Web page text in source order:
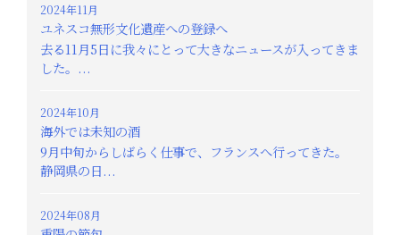
2024年11月
ユネスコ無形文化遺産への登録へ
去る11月5日に我々にとって大きなニュースが入ってきま
した。...
2024年10月
海外では未知の酒
9月中旬からしばらく仕事で、フランスへ行ってきた。
静岡県の日...
2024年08月